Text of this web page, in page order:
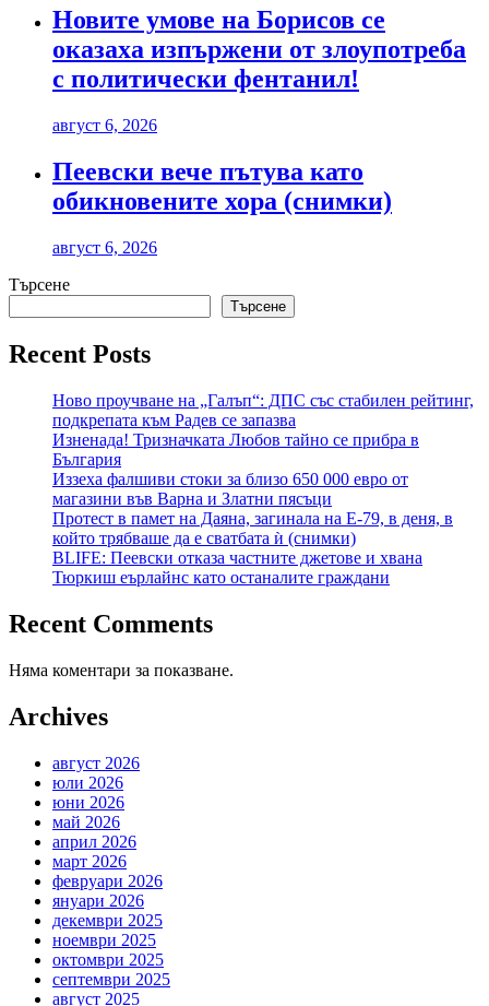
Новите умове на Борисов се
оказаха изпържени от злоупотреба
с политически фентанил!
август 6, 2026
Пеевски вече пътува като
обикновените хора (снимки)
август 6, 2026
Търсене
Търсене
Recent Posts
Ново проучване на „Галъп“: ДПС със стабилен рейтинг,
подкрепата към Радев се запазва
Изненада! Тризначката Любов тайно се прибра в
България
Иззеха фалшиви стоки за близо 650 000 евро от
магазини във Варна и Златни пясъци
Протест в памет на Даяна, загинала на Е-79, в деня, в
който трябваше да е сватбата ѝ (снимки)
BLIFE: Пеевски отказа частните джетове и хвана
Тюркиш еърлайнс като останалите граждани
Recent Comments
Няма коментари за показване.
Archives
август 2026
юли 2026
юни 2026
май 2026
април 2026
март 2026
февруари 2026
януари 2026
декември 2025
ноември 2025
октомври 2025
септември 2025
август 2025